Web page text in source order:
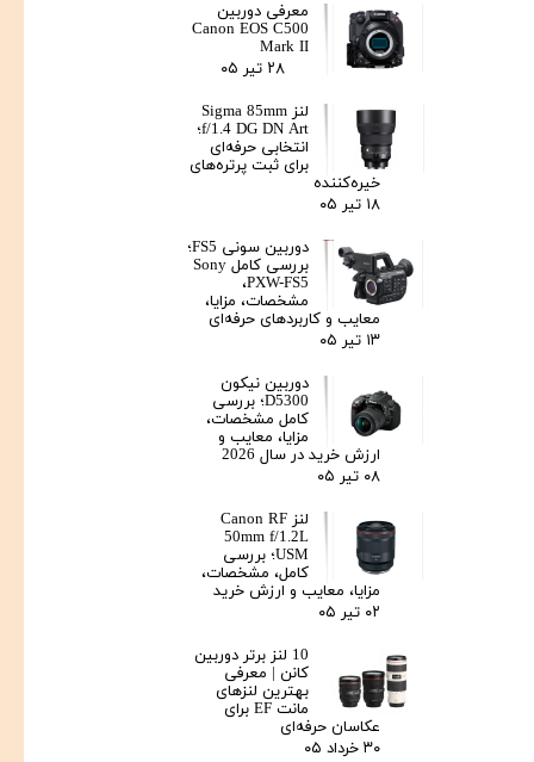
معرفی دوربین
Canon EOS C500
Mark II
۲۸ تیر ۰۵
لنز Sigma 85mm
f/1.4 DG DN Art؛
انتخابی حرفه‌ای
برای ثبت پرتره‌های
خیره‌کننده
۱۸ تیر ۰۵
دوربین سونی FS5؛
بررسی کامل Sony
PXW-FS5،
مشخصات، مزایا،
معایب و کاربردهای حرفه‌ای
۱۳ تیر ۰۵
دوربین نیکون
D5300؛ بررسی
کامل مشخصات،
مزایا، معایب و
ارزش خرید در سال 2026
۰۸ تیر ۰۵
لنز Canon RF
50mm f/1.2L
USM؛ بررسی
کامل، مشخصات،
مزایا، معایب و ارزش خرید
۰۲ تیر ۰۵
10 لنز برتر دوربین
کانن | معرفی
بهترین لنزهای
مانت EF برای
عکاسان حرفه‌ای
۳۰ خرداد ۰۵